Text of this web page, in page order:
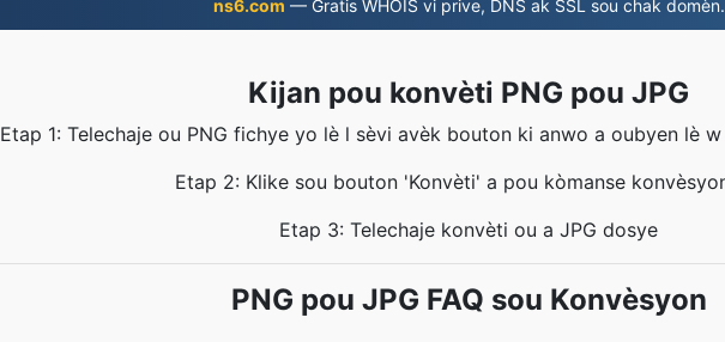
ns6.com — Gratis WHOIS vi prive, DNS ak SSL sou chak domèn.
Kijan pou konvèti PNG pou JPG
Etap 1: Telechaje ou PNG fichye yo lè l sèvi avèk bouton ki anwo a oubyen lè
Etap 2: Klike sou bouton 'Konvèti' a pou kòmanse
Etap 3: Telechaje konvèti ou a JPG dosye
PNG pou JPG FAQ sou Konvèsyon